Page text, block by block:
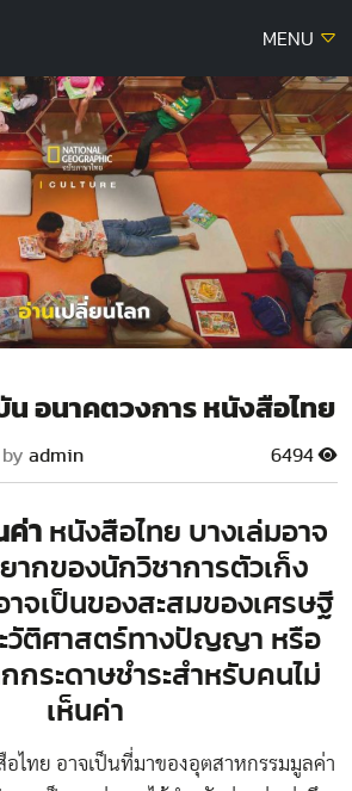
MENU
น อนาคตวงการ หนังสือไทย
by admin 6494
าหนังสือไทย บางเล่มอาจ
ากของนักวิชาการตัวเก็ง
าจเป็นของสะสมของเศรษฐี
วัติศาสตร์ทางปัญญา หรือ
กระดาษชำระสำหรับคนไม่
เห็นค่า
ไทย อาจเป็นที่มาของอุตสาหกรรมมูลค่า